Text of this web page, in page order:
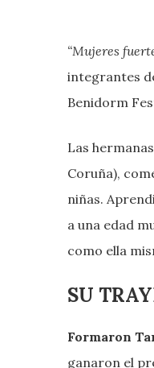
“Mujeres
integrantes
Benidorm
Las hermanas
Coruña),
niñas.
a una edad
como ella
SU
Formaron
ganaron el